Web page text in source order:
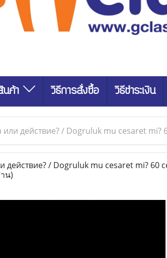
นค้า วิธีการสั่งซื้อ วิธีชำระเงิน
действие? / Dogruluk mu cesaret mi?
действие? / Dogruluk mu cesaret mi? 60
น)